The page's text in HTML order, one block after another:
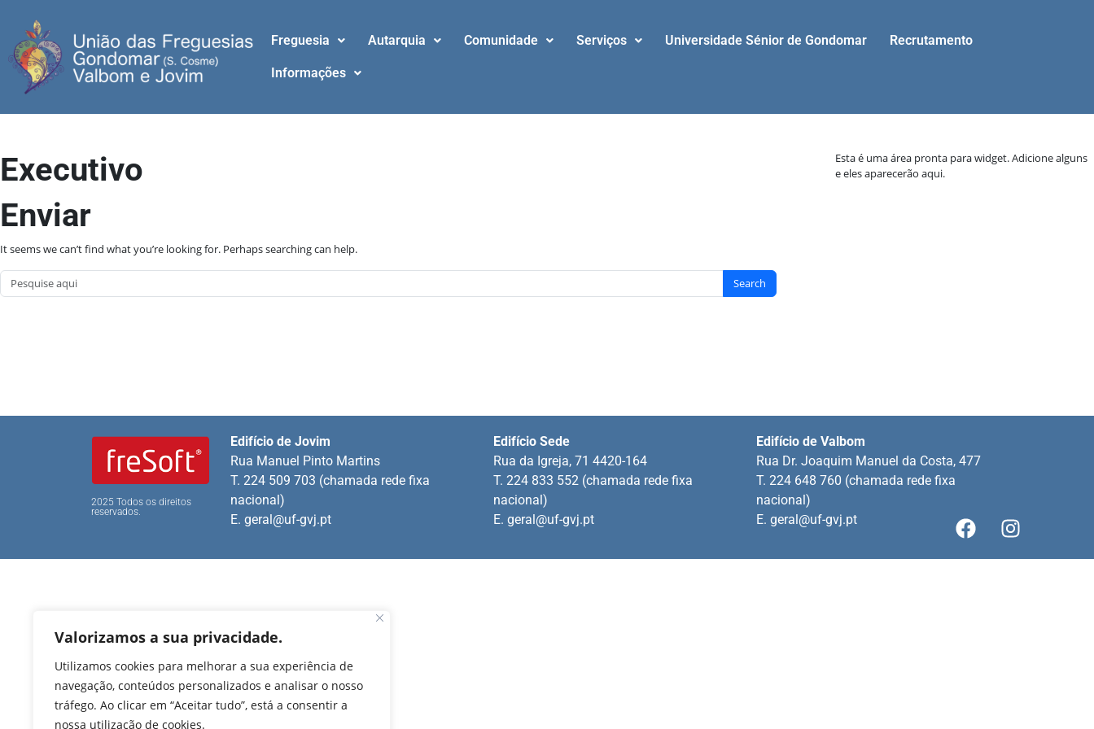
Valorizamos a sua privacidade.
Utilizamos cookies para melhorar a sua experiência de
navegação, conteúdos personalizados e analisar o nosso
tráfego. Ao clicar em “Aceitar tudo”, está a consentir a
nossa utilização de cookies.
Freguesia Autarquia Comunidade Serviços Universidade Sénior de Gondomar Recrutamento
Informações
Executivo
Enviar
It seems we can’t find what you’re looking for. Perhaps searching can help.
Search
Esta é uma área pronta para widget. Adicione alguns
e eles aparecerão aqui.
2025 Todos os direitos
reservados.
Edifício de Jovim
Rua Manuel Pinto Martins
T. 224 509 703 (chamada rede fixa
nacional)
E.geral@uf-gvj.pt
Edifício Sede
Rua da Igreja, 71 4420-164
T. 224 833 552 (chamada rede fixa
nacional)
E.geral@uf-gvj.pt
Edifício de Valbom
Rua Dr. Joaquim Manuel da Costa, 477
T. 224 648 760 (chamada rede fixa
nacional)
E.geral@uf-gvj.pt